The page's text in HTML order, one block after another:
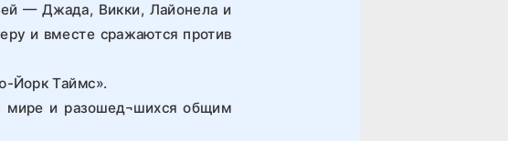
— Джада, Викки, Лайонела и
и вместе сражаются против
Йорк Таймс».
мире и разошед¬шихся общим